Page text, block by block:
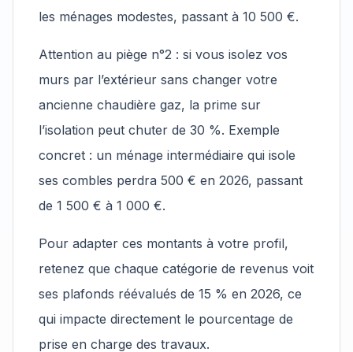
les ménages modestes, passant à 10 500 €.
Attention au piège n°2 : si vous isolez vos
murs par l’extérieur sans changer votre
ancienne chaudière gaz, la prime sur
l’isolation peut chuter de 30 %. Exemple
concret : un ménage intermédiaire qui isole
ses combles perdra 500 € en 2026, passant
de 1 500 € à 1 000 €.
Pour adapter ces montants à votre profil,
retenez que chaque catégorie de revenus voit
ses plafonds réévalués de 15 % en 2026, ce
qui impacte directement le pourcentage de
prise en charge des travaux.